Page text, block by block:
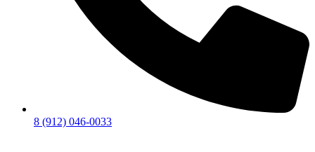
8 (912) 046-0033